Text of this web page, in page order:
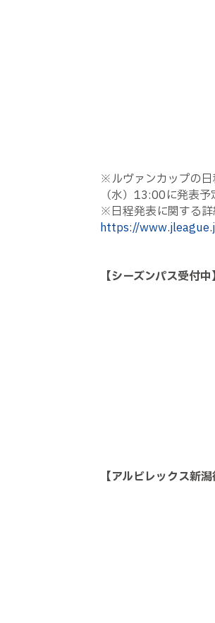
※ルヴァンカップの
（水）13:00に発表予
※日程発表に関する詳
https://
【シーズンパス受付中】
【アルビレックス新